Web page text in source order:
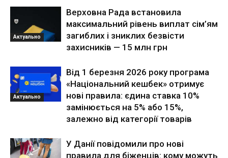
Актуально
Верховна Рада встановила
максимальний рівень виплат сім’ям
загиблих і зниклих безвісти
захисників — 15 млн грн
Актуально
Від 1 березня 2026 року програма
«Національний кешбек» отримує
нові правила: єдина ставка 10%
замінюється на 5% або 15%,
залежно від категорії товарів
У Данії повідомили про нові
правила для біженців: кому можуть